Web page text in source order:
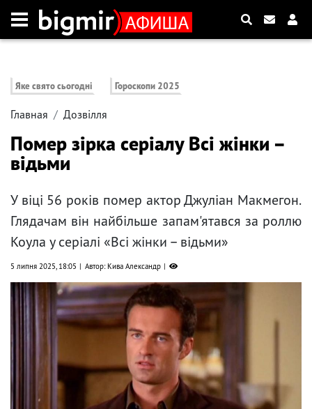
Яке свято сьогодні Гороскопи 2025
Главная Дозвілля
Помер зірка серіалу Всі жінки –
відьми
У віці 56 років помер актор Джуліан Макмегон.
Глядачам він найбільше запам'ятався за роллю
Коула у серіалі «Всі жінки – відьми»
5 липня 2025, 18:05 Автор: Кива Александр